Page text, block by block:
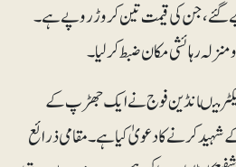
گئے، جن کی قیمت تین کروڑ روپے ہے۔
منزلہ رہائشی مکان ضبط کرلیا۔
سیکٹر میںانڈین فوج نے ایک جھڑپ کے
شہید کرنے کا دعویٰ کیاہے ۔مقامی ذرائع